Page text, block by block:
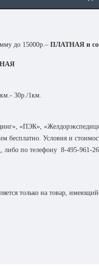
до 15000р.– ПЛАТНАЯ и
30р./1км.
«ПЭК»,
бесплатно. Условия и
, либо по телефону 8-495-961-
только на товар,